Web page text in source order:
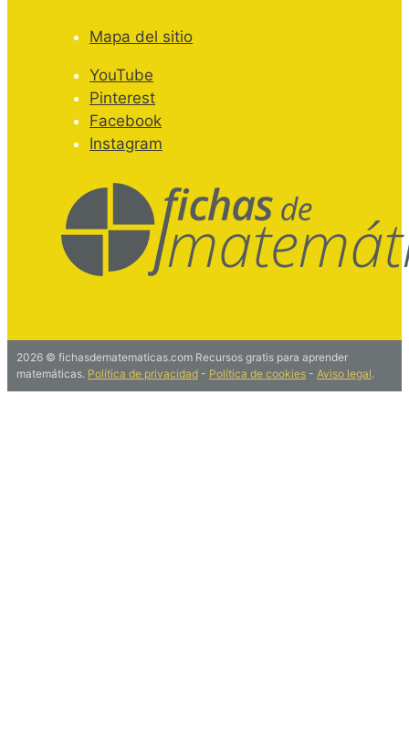
Mapa del sitio
YouTube
Pinterest
Facebook
Instagram
2026 © fichasdematematicas.com Recursos gratis para aprender
matemáticas. Política de privacidad - Política de cookies - Aviso legal.